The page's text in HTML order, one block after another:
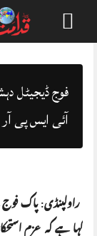
content
فوج ڈیجیٹل
آئی ایس پی آر
راولپنڈی: پاک
کہا ہے کہ عزم